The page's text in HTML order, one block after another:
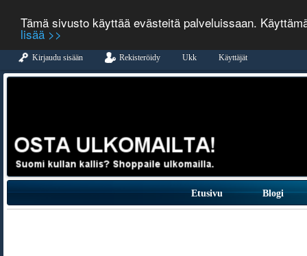
Tämä sivusto käyttää evästeitä palveluissaan.
lisää >>
Kirjaudu sisään Rekisteröidy Ukk Käyttäjät
Etusivu Blogi